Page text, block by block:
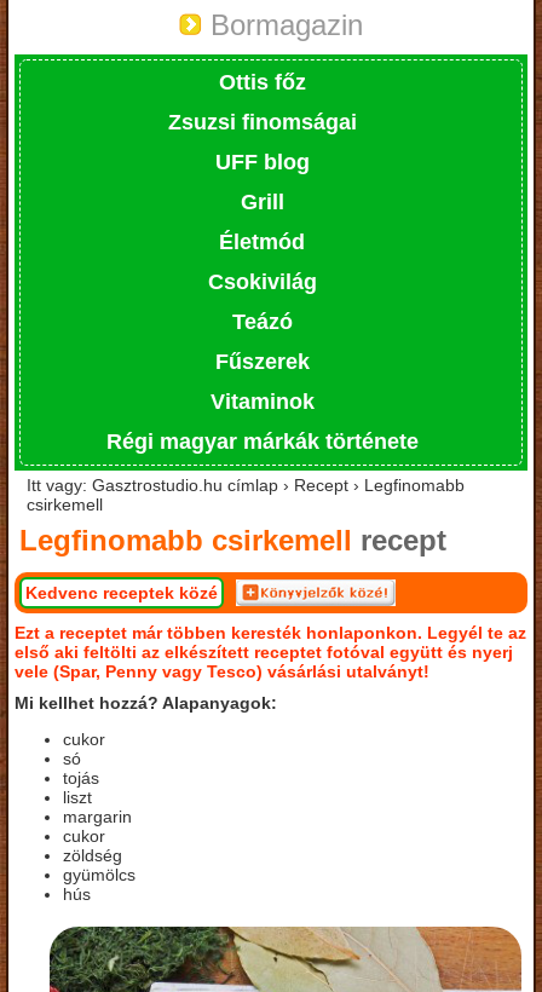
Bormagazin
Ottis főz
Zsuzsi finomságai
UFF blog
Grill
Életmód
Csokivilág
Teázó
Fűszerek
Vitaminok
Régi magyar márkák története
Itt vagy: Gasztrostudio.hu címlap › Recept › Legfinomabb
csirkemell
Legfinomabb csirkemell recept
Kedvenc receptek közé
Ezt a receptet már többen keresték honlaponkon. Legyél te az
első aki feltölti az elkészített receptet fotóval együtt és nyerj
vele (Spar, Penny vagy Tesco) vásárlási utalványt!
Mi kellhet hozzá? Alapanyagok:
cukor
só
tojás
liszt
margarin
cukor
zöldség
gyümölcs
hús